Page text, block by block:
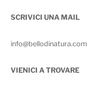
SCRIVICI UNA MAIL
info@bellodinatura.com
VIENICI A TROVARE